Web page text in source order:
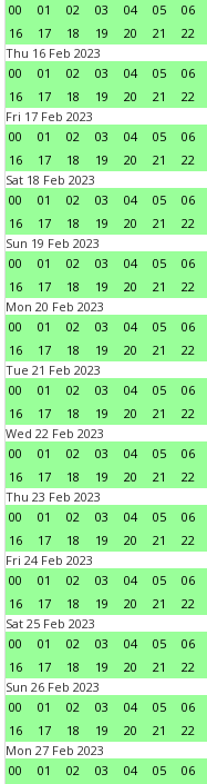
00
01 02 03 04 05 06
16
17 18 19 20 21 22
Thu 16 Feb 2023
00
01 02 03 04 05 06
16
17 18 19 20 21 22
Fri 17 Feb 2023
00
01 02 03 04 05 06
16
17 18 19 20 21 22
Sat 18 Feb 2023
00
01 02 03 04 05 06
16
17 18 19 20 21 22
Sun 19 Feb 2023
00
01 02 03 04 05 06
16
17 18 19 20 21 22
Mon 20 Feb 2023
00
01 02 03 04 05 06
16
17 18 19 20 21 22
Tue 21 Feb 2023
00
01 02 03 04 05 06
16
17 18 19 20 21 22
Wed 22 Feb 2023
00
01 02 03 04 05 06
16
17 18 19 20 21 22
Thu 23 Feb 2023
00
01 02 03 04 05 06
16
17 18 19 20 21 22
Fri 24 Feb 2023
00
01 02 03 04 05 06
16
17 18 19 20 21 22
Sat 25 Feb 2023
00
01 02 03 04 05 06
16
17 18 19 20 21 22
Sun 26 Feb 2023
00
01 02 03 04 05 06
16
17 18 19 20 21 22
Mon 27 Feb 2023
00
01 02 03 04 05 06